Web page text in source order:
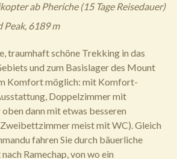
ab Pheriche (15 Tage Reisedauer)
Peak, 6189 m
traumhaft schöne Trekking in das
und zum Basislager des Mount
Komfort möglich: mit Komfort-
Doppelzimmer mit
dann mit etwas besseren
meist mit WC). Gleich
fahren Sie durch bäuerliche
Ramechap, von wo ein